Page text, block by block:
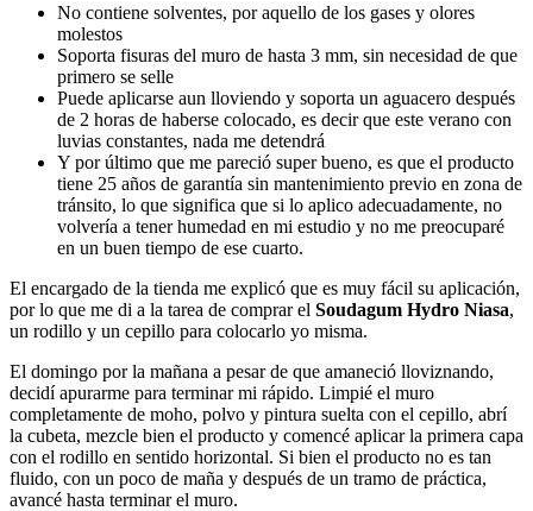
No contiene solventes, por aquello de los gases y olores
molestos
Soporta fisuras del muro de hasta 3 mm, sin necesidad de que
primero se selle
Puede aplicarse aun lloviendo y soporta un aguacero después
de 2 horas de haberse colocado, es decir que este verano con
luvias constantes, nada me detendrá
Y por último que me pareció super bueno, es que el producto
tiene 25 años de garantía sin mantenimiento previo en zona de
tránsito, lo que significa que si lo aplico adecuadamente, no
volvería a tener humedad en mi estudio y no me preocuparé
en un buen tiempo de ese cuarto.
El encargado de la tienda me explicó que es muy fácil su aplicación,
por lo que me di a la tarea de comprar el Soudagum Hydro Niasa,
un rodillo y un cepillo para colocarlo yo misma.
El domingo por la mañana a pesar de que amaneció lloviznando,
decidí apurarme para terminar mi rápido. Limpié el muro
completamente de moho, polvo y pintura suelta con el cepillo, abrí
la cubeta, mezcle bien el producto y comencé aplicar la primera capa
con el rodillo en sentido horizontal. Si bien el producto no es tan
fluido, con un poco de maña y después de un tramo de práctica,
avancé hasta terminar el muro.